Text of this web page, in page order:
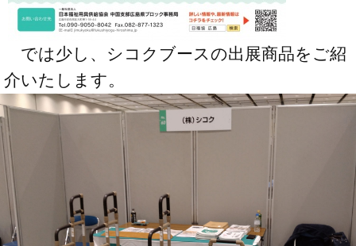
では少し、シコクブースの出展商品をご紹
介いたします。